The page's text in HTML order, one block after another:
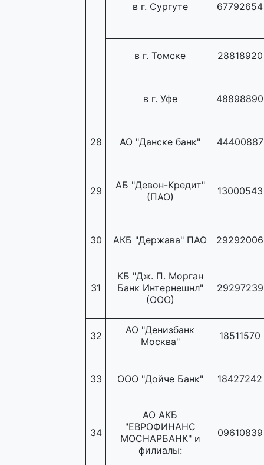
в г. Сургуте 67792654
в г. Томске 28818920
в г. Уфе 48898890
28 АО "Данске банк" 44400887
29
АБ "Девон-Кредит"
(ПАО)
13000543
30 АКБ "Держава" ПАО 29292006
31
КБ "Дж. П. Морган
Банк Интернешнл"
(ООО)
29297239
32
АО "Денизбанк
Москва"
18511570
33 ООО "Дойче Банк" 18427242
34
АО АКБ
"ЕВРОФИНАНС
МОСНАРБАНК" и
филиалы:
09610839